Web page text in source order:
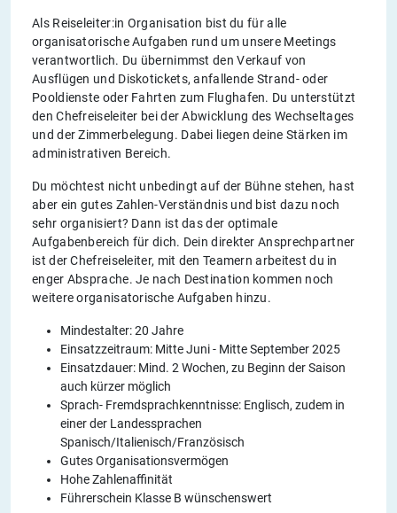
Als Reiseleiter:in Organisation bist du für alle
organisatorische Aufgaben rund um unsere Meetings
verantwortlich. Du übernimmst den Verkauf von
Ausflügen und Diskotickets, anfallende Strand- oder
Pooldienste oder Fahrten zum Flughafen. Du unterstützt
den Chefreiseleiter bei der Abwicklung des Wechseltages
und der Zimmerbelegung. Dabei liegen deine Stärken im
administrativen Bereich.
Du möchtest nicht unbedingt auf der Bühne stehen, hast
aber ein gutes Zahlen-Verständnis und bist dazu noch
sehr organisiert? Dann ist das der optimale
Aufgabenbereich für dich. Dein direkter Ansprechpartner
ist der Chefreiseleiter, mit den Teamern arbeitest du in
enger Absprache. Je nach Destination kommen noch
weitere organisatorische Aufgaben hinzu.
Mindestalter: 20 Jahre
Einsatzzeitraum: Mitte Juni - Mitte September 2025
Einsatzdauer: Mind. 2 Wochen, zu Beginn der Saison
auch kürzer möglich
Sprach- Fremdsprachkenntnisse: Englisch, zudem in
einer der Landessprachen
Spanisch/Italienisch/Französisch
Gutes Organisationsvermögen
Hohe Zahlenaffinität
Führerschein Klasse B wünschenswert